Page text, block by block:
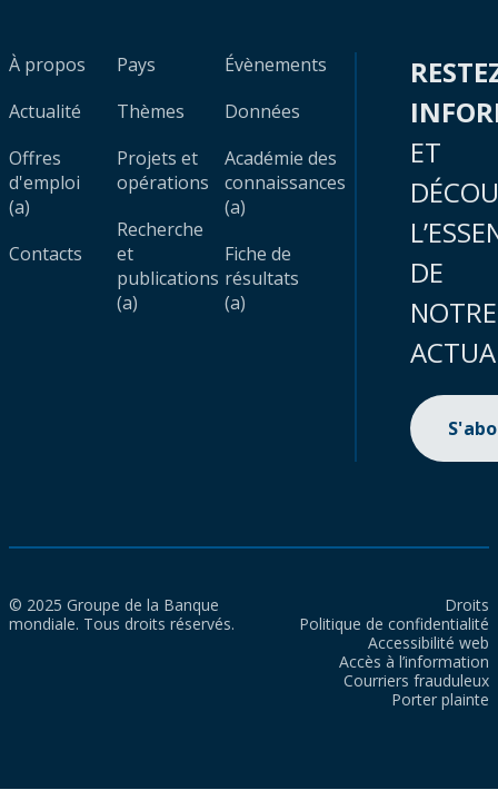
À propos
Actualité
Offres
d'emploi
(a)
Contacts
Pays
Thèmes
Projets et
opérations
Recherche
et
publications
(a)
Évènements
Données
Académie des
connaissances
(a)
Fiche de
résultats
(a)
ET
DE
NOTRE
© 2025 Groupe de la Banque
mondiale. Tous droits réservés.
Droits
Politique de confidentialité
Accessibilité web
Accès à l’information
Courriers frauduleux
Porter plainte